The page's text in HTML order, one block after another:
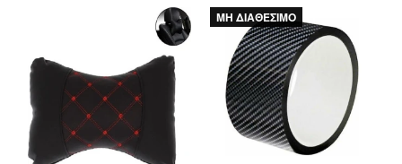
ΜΗ ΔΙΑΘΕΣΙΜΟ